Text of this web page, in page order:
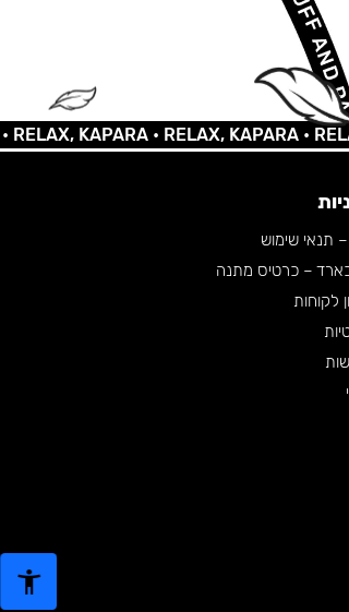
KAPARA •RELAX, KAPARA •RELAX,
תנאי שימוש
– כרטיס מתנה
לקוחות